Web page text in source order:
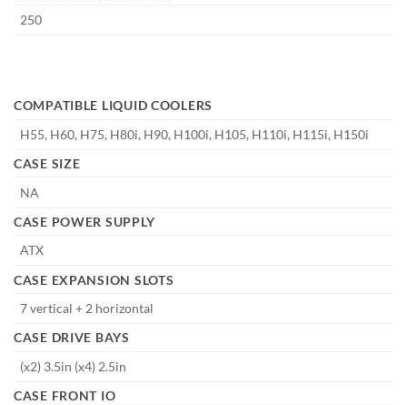
250
COMPATIBLE LIQUID COOLERS
H55, H60, H75, H80i, H90, H100i, H105, H110i, H115i, H150i
CASE SIZE
NA
CASE POWER SUPPLY
ATX
CASE EXPANSION SLOTS
7 vertical + 2 horizontal
CASE DRIVE BAYS
(x2) 3.5in (x4) 2.5in
CASE FRONT IO